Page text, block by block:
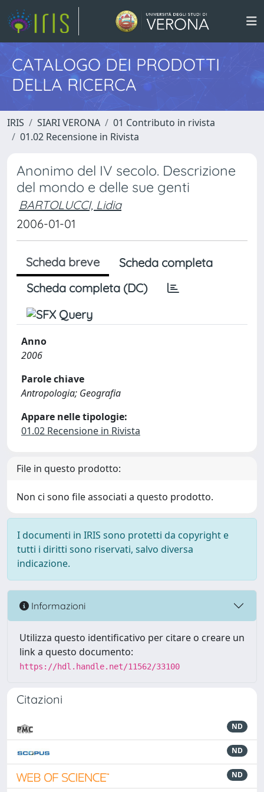
CATALOGO DEI PRODOTTI
DELLA RICERCA
IRIS SIARI VERONA
01 Contributo in rivista
01.02 Recensione in Rivista
Anonimo del IV secolo. Descrizione
del mondo e delle sue genti
BARTOLUCCI, Lidia
2006-01-01
Scheda breve
Scheda completa
Scheda completa (DC)
Anno
2006
Parole chiave
Antropologia; Geografia
Appare nelle tipologie:
01.02 Recensione in Rivista
File in questo prodotto:
Non ci sono file associati a questo prodotto.
I documenti in IRIS sono protetti da copyright e
tutti i diritti sono riservati, salvo diversa
indicazione.
Informazioni
Utilizza questo identificativo per citare o creare un
link a questo documento:
https://hdl.handle.net/11562/33100
Citazioni
ND
ND
ND